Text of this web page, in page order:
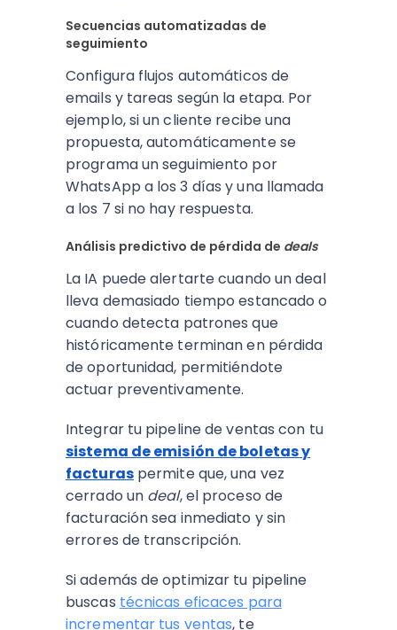
Secuencias automatizadas de
seguimiento
Configura flujos automáticos de
emails y tareas según la etapa. Por
ejemplo, si un cliente recibe una
propuesta, automáticamente se
programa un seguimiento por
WhatsApp a los 3 días y una llamada
a los 7 si no hay respuesta.
Análisis predictivo de pérdida de deals
La IA puede alertarte cuando un deal
lleva demasiado tiempo estancado o
cuando detecta patrones que
históricamente terminan en pérdida
de oportunidad, permitiéndote
actuar preventivamente.
Integrar tu pipeline de ventas con tu
sistema de emisión de boletas y
facturaspermite que, una vez
cerrado un deal, el proceso de
facturación sea inmediato y sin
errores de transcripción.
Si además de optimizar tu pipeline
buscas técnicas eficaces para
incrementar tus ventas, te